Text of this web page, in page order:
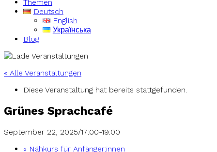
Themen
Deutsch
English
Українська
Blog
« Alle Veranstaltungen
Diese Veranstaltung hat bereits stattgefunden.
Grünes Sprachcafé
September 22, 2025/17:00-19:00
« Nähkurs für Anfänger:innen